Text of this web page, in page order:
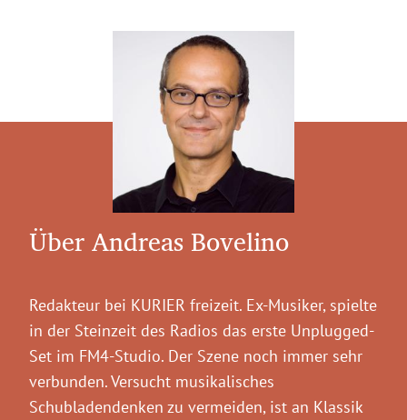
Über Andreas Bovelino
Redakteur bei KURIER freizeit. Ex-Musiker, spielte
in der Steinzeit des Radios das erste Unplugged-
Set im FM4-Studio. Der Szene noch immer sehr
verbunden. Versucht musikalisches
Schubladendenken zu vermeiden, ist an Klassik